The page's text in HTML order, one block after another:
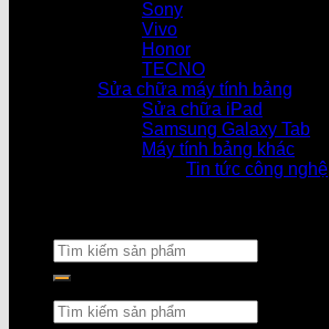
Sony
Vivo
Honor
TECNO
Sửa chữa máy tính bảng
Sửa chữa iPad
Samsung Galaxy Tab
Máy tính bảng khác
Tin tức công nghệ